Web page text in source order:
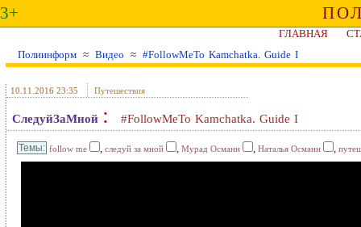
3+
ГЛАВНАЯ
Полиинформ ≈ Видео ≈ #FollowMeTo Kamchatka. Guide I
10.11.2016 23:35 Путешествия
СледуйЗаМной : #FollowMeTo Kamchatka. Guide I
follow me , следуй за мной , Мурад Османн , Наталья Османн ,